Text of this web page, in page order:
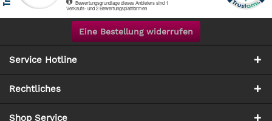
Eine Bestellung widerrufen
Service Hotline
Rechtliches
Shop Service